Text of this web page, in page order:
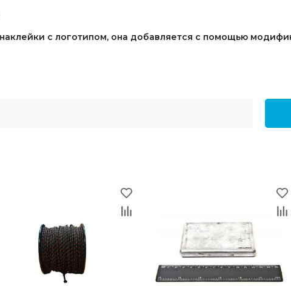
с логотипом, она добавляется с помощью